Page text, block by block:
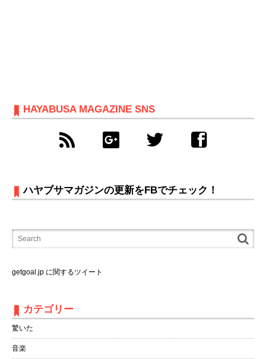
HAYABUSA MAGAZINE SNS
ハヤブサマガジンの更新をFBでチェック！
getgoal.jp に関するツイート
カテゴリー
驚いた
音楽